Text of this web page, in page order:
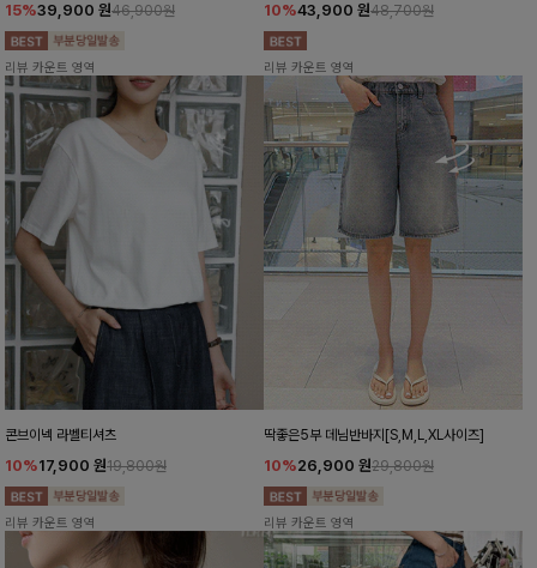
15%39,900 원46,900원
리뷰 카운트 영역
10%43,900 원48,700원
리뷰 카운트 영역
콘브이넥 라벨티셔츠
10%17,900 원19,800원
리뷰 카운트 영역
딱좋은5부 데님반바지[S,M,L,XL사이즈]
10%26,900 원29,800원
리뷰 카운트 영역